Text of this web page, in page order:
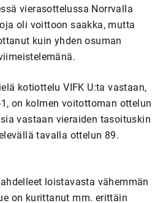
vierasottelussa Norrvalla
oli voittoon saakka, mutta
kuin yhden osuman
kotiottelu VIFK U:ta vastaan,
on kolmen voitottoman ottelun
vastaan vieraiden tasoituskin
tavalla ottelun 89.
loistavasta vähemmän
on kurittanut mm. erittäin